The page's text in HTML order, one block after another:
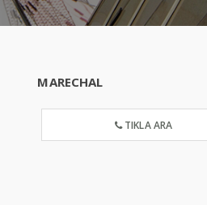
MARECHAL
TIKLA ARA